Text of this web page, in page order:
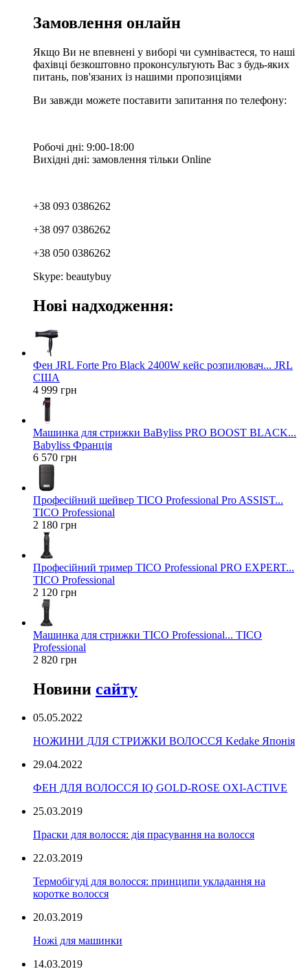
Замовлення онлайн
Якщо Ви не впевнені у виборі чи сумніваєтеся, то наші
фахівці безкоштовно проконсультують Вас з будь-яких
питань, пов'язаних із нашими пропозиціями
Ви завжди можете поставити запитання по телефону:
Робочі дні: 9:00-18:00
Вихідні дні: замовлення тільки Online
+38 093 0386262
+38 097 0386262
+38 050 0386262
Skype: beautybuy
Нові надходження:
Фен JRL Forte Pro Black 2400W кейс розпилювач... JRL
США
4 999 грн
Машинка для стрижки BaByliss PRO BOOST BLACK...
Babyliss Франція
6 570 грн
Професійний шейвер TICO Professional Pro ASSIST...
TICO Professional
2 180 грн
Професійний тример TICO Professional PRO EXPERT...
TICO Professional
2 120 грн
Машинка для стрижки TICO Professional... TICO
Professional
2 820 грн
Новини сайту
05.05.2022
НОЖИНИ ДЛЯ СТРИЖКИ ВОЛОССЯ Kedake Японія
29.04.2022
ФЕН ДЛЯ ВОЛОССЯ IQ GOLD-ROSE OXI-ACTIVE
25.03.2019
Праски для волосся: дія прасування на волосся
22.03.2019
Термобігуді для волосся: принципи укладання на
коротке волосся
20.03.2019
Ножі для машинки
14.03.2019